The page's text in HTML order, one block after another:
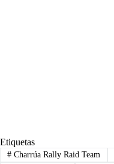
Etiquetas
#Charrúa Rally Raid Team